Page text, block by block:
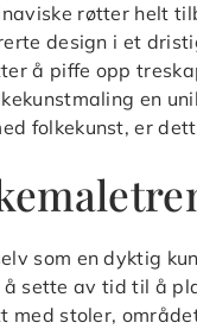
røtter helt
design i et
å piffe opp
en
folkekunst, er
som en dyktig
sette av tid til å
med stoler,